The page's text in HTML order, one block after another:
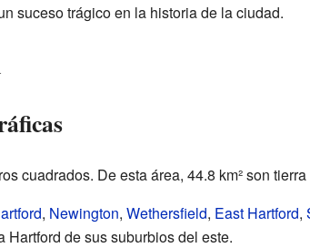
suceso trágico en la historia de la ciudad.
cuadrados. De esta área, 44.8 km² son tierra
, Newington, Wethersfield, East Hartford,
de sus suburbios del este.